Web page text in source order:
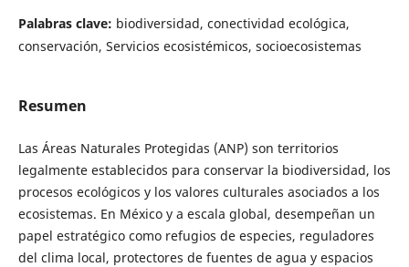
Palabras clave: biodiversidad, conectividad ecológica,
conservación, Servicios ecosistémicos, socioecosistemas
Resumen
Las Áreas Naturales Protegidas (ANP) son territorios
legalmente establecidos para conservar la biodiversidad, los
procesos ecológicos y los valores culturales asociados a los
ecosistemas. En México y a escala global, desempeñan un
papel estratégico como refugios de especies, reguladores
del clima local, protectores de fuentes de agua y espacios